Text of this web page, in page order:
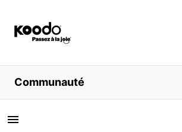
Magasiner
Libre service
Aide
Communauté